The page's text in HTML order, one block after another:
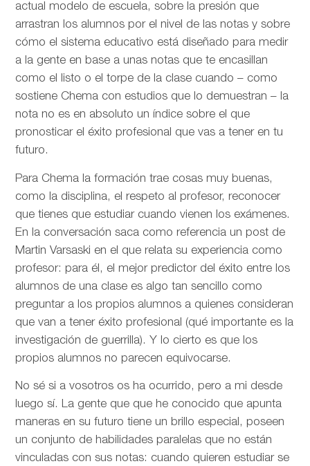
actual modelo de escuela, sobre la presión que
arrastran los alumnos por el nivel de las notas y sobre
cómo el sistema educativo está diseñado para medir
a la gente en base a unas notas que te encasillan
como el listo o el torpe de la clase cuando – como
sostiene Chema con estudios que lo demuestran – la
nota no es en absoluto un índice sobre el que
pronosticar el éxito profesional que vas a tener en tu
futuro.
Para Chema la formación trae cosas muy buenas,
como la disciplina, el respeto al profesor, reconocer
que tienes que estudiar cuando vienen los exámenes.
En la conversación saca como referencia un post de
Martin Varsaski en el que relata su experiencia como
profesor: para él, el mejor predictor del éxito entre los
alumnos de una clase es algo tan sencillo como
preguntar a los propios alumnos a quienes consideran
que van a tener éxito profesional (qué importante es la
investigación de guerrilla). Y lo cierto es que los
propios alumnos no parecen equivocarse.
No sé si a vosotros os ha ocurrido, pero a mi desde
luego sí. La gente que que he conocido que apunta
maneras en su futuro tiene un brillo especial, poseen
un conjunto de habilidades paralelas que no están
vinculadas con sus notas: cuando quieren estudiar se